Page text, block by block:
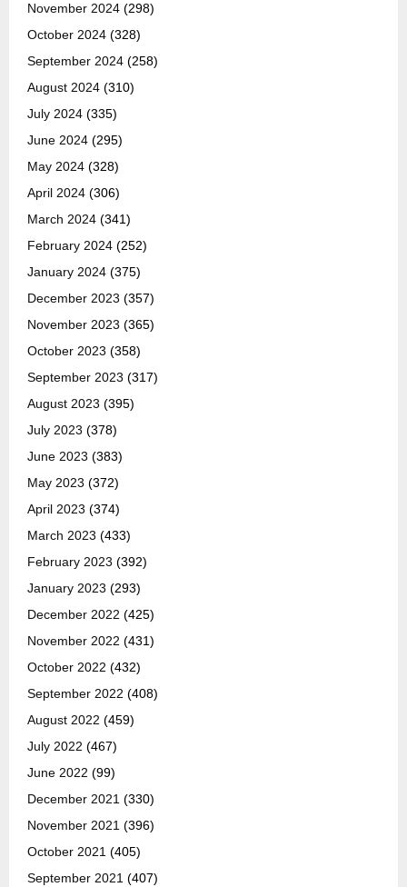
November 2024 (298)
October 2024 (328)
September 2024 (258)
August 2024 (310)
July 2024 (335)
June 2024 (295)
May 2024 (328)
April 2024 (306)
March 2024 (341)
February 2024 (252)
January 2024 (375)
December 2023 (357)
November 2023 (365)
October 2023 (358)
September 2023 (317)
August 2023 (395)
July 2023 (378)
June 2023 (383)
May 2023 (372)
April 2023 (374)
March 2023 (433)
February 2023 (392)
January 2023 (293)
December 2022 (425)
November 2022 (431)
October 2022 (432)
September 2022 (408)
August 2022 (459)
July 2022 (467)
June 2022 (99)
December 2021 (330)
November 2021 (396)
October 2021 (405)
September 2021 (407)